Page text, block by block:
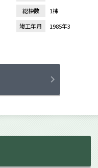
総棟数
1棟
竣工年月
1985年3